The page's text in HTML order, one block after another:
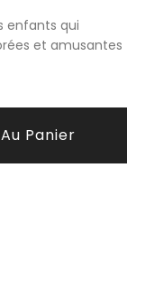
enfants qui
et amusantes
Panier